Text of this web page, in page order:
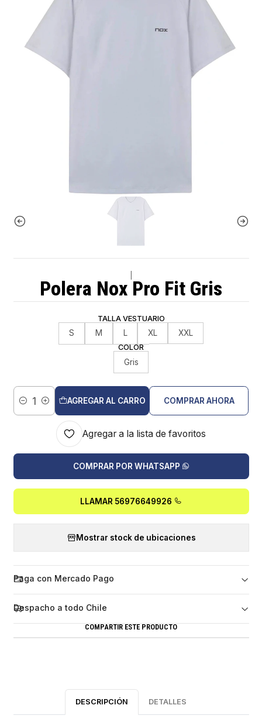
Polera Nox Pro Fit Gris
TALLA VESTUARIO
S M L XL XXL
COLOR
Gris
Cantidad
AGREGAR AL CARRO COMPRAR AHORA
Agregar a la lista de favoritos
COMPRAR POR WHATSAPP
LLAMAR 56976649926
Mostrar stock de ubicaciones
Paga con Mercado Pago
Despacho a todo Chile
COMPARTIR ESTE PRODUCTO
DESCRIPCIÓN DETALLES